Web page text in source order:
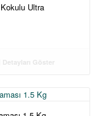
Ultra
Detayları Göster